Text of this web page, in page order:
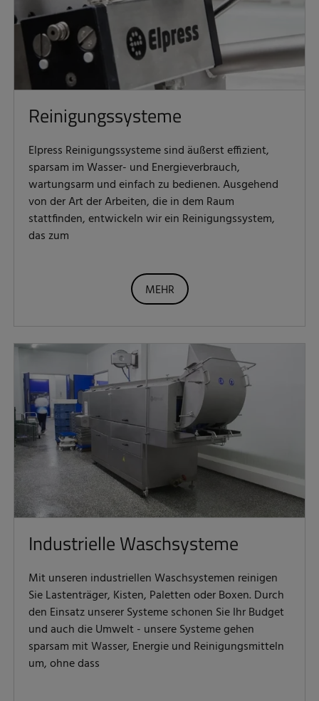
Reinigungssysteme
Elpress Reinigungssysteme sind äußerst effizient,
sparsam im Wasser- und Energieverbrauch,
wartungsarm und einfach zu bedienen. Ausgehend
von der Art der Arbeiten, die in dem Raum
stattfinden, entwickeln wir ein Reinigungssystem,
das zum
MEHR
Industrielle Waschsysteme
Mit unseren industriellen Waschsystemen reinigen
Sie Lastenträger, Kisten, Paletten oder Boxen. Durch
den Einsatz unserer Systeme schonen Sie Ihr Budget
und auch die Umwelt - unsere Systeme gehen
sparsam mit Wasser, Energie und Reinigungsmitteln
um, ohne dass